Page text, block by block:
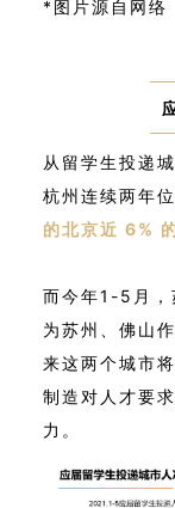
*图片源自网络
从留学生投递
杭州连续两年
的北京近 6%
而今年1-5月，
为苏州、佛山
来这两个城市
制造对人才要
力。